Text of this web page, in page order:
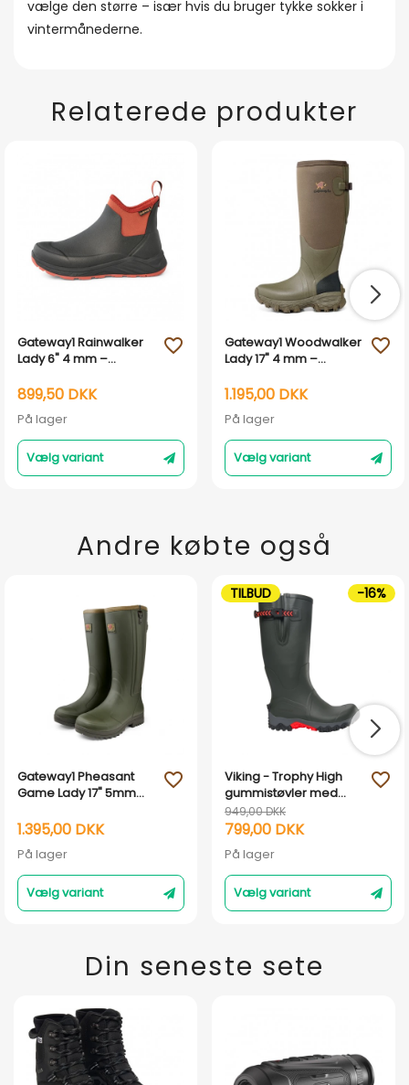
vælge den større – især hvis du bruger tykke sokker i
vintermånederne.
Relaterede produkter
Gateway1 Rainwalker
Lady 6" 4 mm –
gummistøvle til kvinder
899,50 DKK
På lager
Vælg variant
favorite_outline
Gateway1 Woodwalker
Lady 17" 4 mm –
gummistøvle – Walnut
1.195,00 DKK
På lager
Vælg variant
favorite_outline
Andre købte også
Gateway1 Pheasant
Game Lady 17" 5mm
1.395,00 DKK
På lager
Vælg variant
favorite_outline
Viking - Trophy High
gummistøvler med
UGC® sål- Grøn
949,00 DKK
799,00 DKK
På lager
Vælg variant
favorite_outline
TILBUD -16%
Din seneste sete